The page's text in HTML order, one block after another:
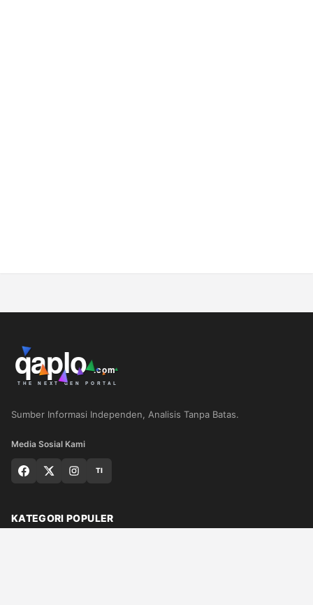
Sumber Informasi Independen, Analisis Tanpa Batas.
Media Sosial Kami
TI
KATEGORI POPULER